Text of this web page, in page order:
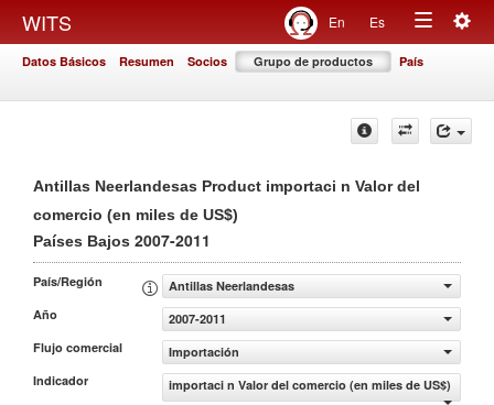
WITS En Es
Toggle
Datos Básicos Resumen Socios Grupo de productos País
Antillas Neerlandesas Product importaci n Valor del
comercio (en miles de US$)
Países Bajos 2007-2011
País/Región
Antillas Neerlandesas
Año
2007-2011
Flujo comercial
Importación
Indicador
importaci n Valor del comercio (en miles de US$)